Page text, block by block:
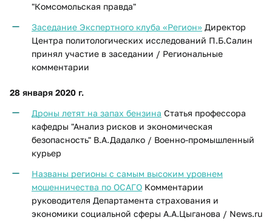
"Комсомольская правда"
Заседание Экспертного клуба «Регион» Директор
Центра политологических исследований П.Б.Салин
принял участие в заседании / Региональные
комментарии
28 января 2020 г.
Дроны летят на запах бензина Статья профессора
кафедры "Анализ рисков и экономическая
безопасность" В.А.Дадалко / Военно-промышленный
курьер
Названы регионы с самым высоким уровнем
мошенничества по ОСАГО Комментарии
руководителя Департамента страхования и
экономики социальной сферы А.А.Цыганова / News.ru